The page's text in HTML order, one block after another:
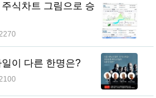
식차트 그림으로 승
이 다른 한명은?